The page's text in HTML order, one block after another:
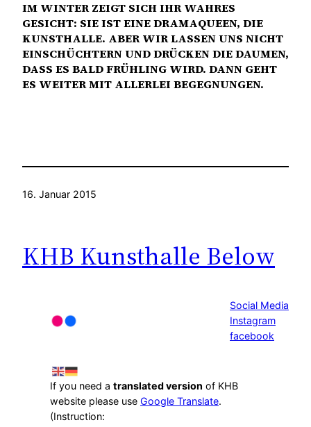
IM WINTER ZEIGT SICH IHR WAHRES
GESICHT: SIE IST EINE DRAMAQUEEN, DIE
KUNSTHALLE. ABER WIR LASSEN UNS NICHT
EINSCHÜCHTERN UND DRÜCKEN DIE DAUMEN,
DASS ES BALD FRÜHLING WIRD. DANN GEHT
ES WEITER MIT ALLERLEI BEGEGNUNGEN.
16. Januar 2015
KHB Kunsthalle Below
Social Media
Instagram
facebook
If you need a translated version of KHB
website please use Google Translate.
(Instruction: